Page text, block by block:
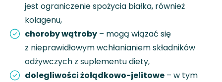
jest ograniczenie spożycia białka, również
kolagenu,
choroby wątroby – mogą wiązać się
z nieprawidłowym wchłanianiem składników
odżywczych z suplementu diety,
dolegliwości żołądkowo-jelitowe – w tym